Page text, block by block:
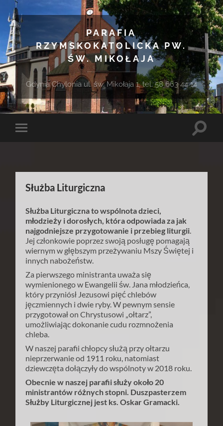
PARAFIA
RZYMSKOKATOLICKA PW.
ŚW. MIKOŁAJA
Gdynia Chylonia ul. św. Mikołaja 1, tel. 58 663 44 14
Toggle
Toggle
Służba Liturgiczna
Służba Liturgiczna to wspólnota dzieci,
młodzieży i dorosłych, która odpowiada za jak
najgodniejsze przygotowanie i przebieg liturgii.
Jej członkowie poprzez swoją posługę pomagają
wiernym w głębszym przeżywaniu Mszy Świętej i
innych nabożeństw.
Za pierwszego ministranta uważa się
wymienionego w Ewangelii św. Jana młodzieńca,
który przyniósł Jezusowi pięć chlebów
jęczmiennych i dwie ryby. W pewnym sensie
przygotował on Chrystusowi „ołtarz”,
umożliwiając dokonanie cudu rozmnożenia
chleba.
W naszej parafii chłopcy służą przy ołtarzu
nieprzerwanie od 1911 roku, natomiast
dziewczęta dołączyły do wspólnoty w 2018 roku.
Obecnie w naszej parafii służy około 20
ministrantów różnych stopni. Duszpasterzem
Służby Liturgicznej jest ks. Oskar Gramacki.